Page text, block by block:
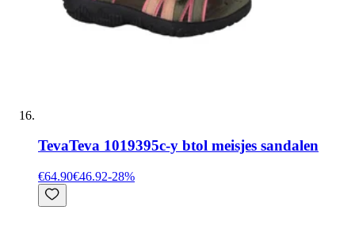
TevaTeva 1019395c-y btol meisjes sandalen
€64.90€46.92-28%